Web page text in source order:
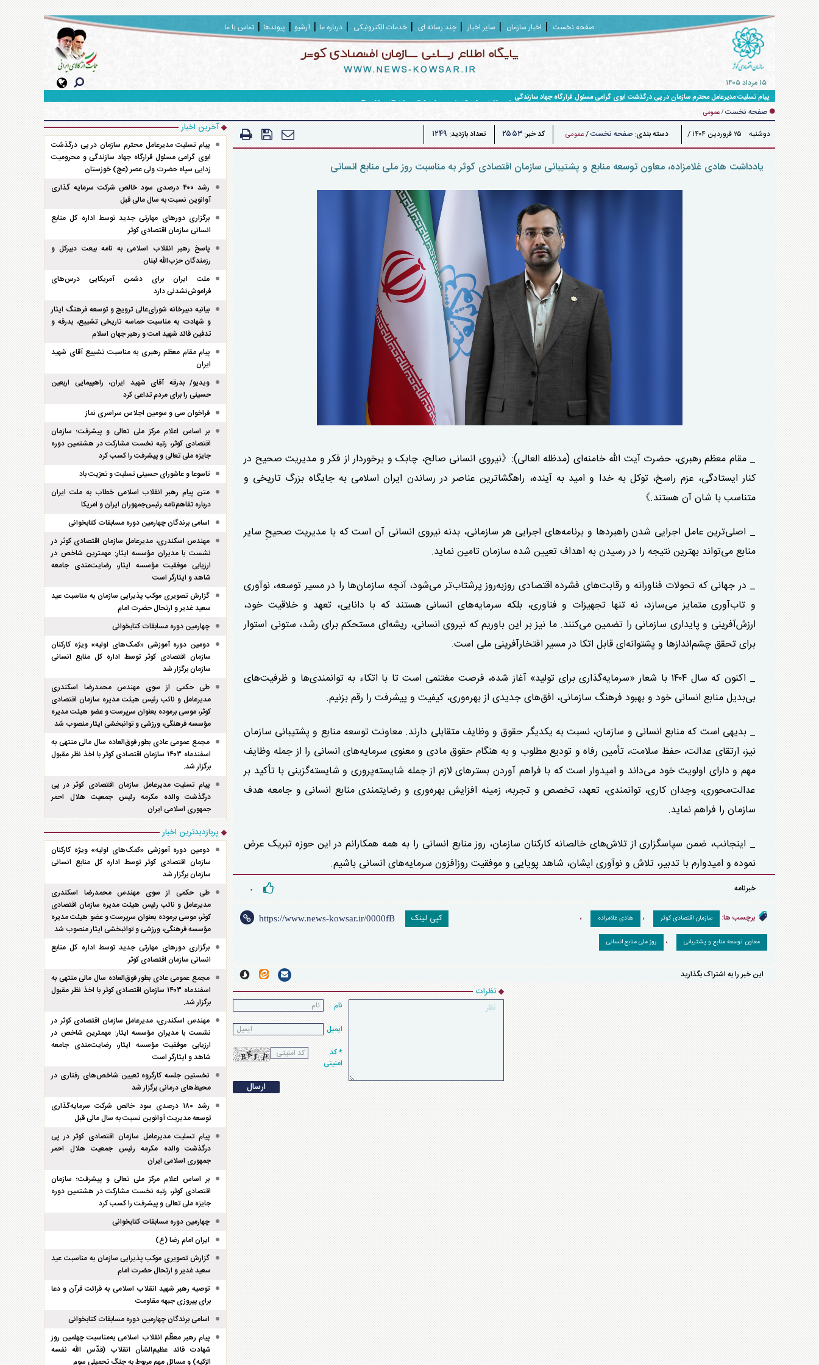
صفحه نخست اخبار سازمان سایر اخبار چند رسانه ای خدمات الکترونیکی درباره ما آرشیو پیوندها تماس با ما
۱۵ مرداد ۱۴۰۵
پیام تسلیت مدیرعامل محترم سازمان در پی درگذشت ابوی گرامی مسئول قرارگاه جهاد سازندگی و محرومیت زدایی سپاه حضرت ولی عصر (عج) خوزستان
صفحه نخست / عمومی
دوشنبه ۲۵ فروردين ۱۴۰۴ /
دسته بندی: صفحه نخست/عمومی کد خبر: ۲۵۵۳ تعداد بازدید: ۱۲۴۹
یادداشت هادی غلامزاده، معاون توسعه منابع و پشتیبانی سازمان اقتصادی کوثر به مناسبت روز ملی منابع انسانی
_ مقام معظم رهبری، حضرت آیت الله خامنه‌ای (مدظله العالی):《نیروی انسانی صالح، چابک و برخوردار از فکر و مدیریت صحیح در
کنار ایستادگی، عزم راسخ، توکل به خدا و امید به آینده، راهگشاترین عناصر در رساندن ایران اسلامی به جایگاه بزرگ تاریخی و
متناسب با شان آن هستند.》
_ اصلی‌ترین عامل اجرایی شدن راهبرد‌ها و برنامه‌های اجرایی هر سازمانی، بدنه نیروی انسانی آن است که با مدیریت صحیحِ سایر
منابع می‌تواند بهترین نتیجه را در رسیدن به اهداف تعیین شده سازمان تامین نماید.
_ در جهانی که تحولات فناورانه و رقابت‌های فشرده اقتصادی روزبه‌روز پرشتاب‌تر می‌شود، آنچه سازمان‌ها را در مسیر توسعه، نوآوری
و تاب‌آوری متمایز می‌سازد، نه تنها تجهیزات و فناوری، بلکه سرمایه‌های انسانی هستند که با دانایی، تعهد و خلاقیت خود،
ارزش‌آفرینی و پایداری سازمانی را تضمین می‌کنند. ما نیز بر این باوریم که نیروی انسانی، ریشه‌ای مستحکم برای رشد، ستونی استوار
برای تحقق چشم‌انداز‌ها و پشتوانه‌ای قابل اتکا در مسیر افتخارآفرینی ملی است.
_ اکنون که سال ۱۴۰۴ با شعار «سرمایه‌گذاری برای تولید» آغاز شده، فرصت مغتنمی است تا با اتکاء به توانمندی‌ها و ظرفیت‌های
بی‌بدیل منابع انسانی خود و بهبود فرهنگ سازمانی، افق‌های جدیدی از بهره‌وری، کیفیت و پیشرفت را رقم بزنیم.
_ بدیهی است که منابع انسانی و سازمان، نسبت به یکدیگر حقوق و وظایف متقابلی دارند. معاونت توسعه منابع و پشتیبانی سازمان
نیز، ارتقای عدالت، حفظ سلامت، تأمین رفاه و تودیع مطلوب و به هنگام حقوق مادی و معنوی سرمایه‌های انسانی را از جمله وظایف
مهم و دارای اولویت خود می‌داند و امیدوار است که با فراهم آوردن بستر‌های لازم از جمله شایسته‌پروری و شایسته‌گزینی با تأکید بر
عدالت‌محوری، وجدان کاری، توانمندی، تعهد، تخصص و تجربه، زمینه افزایش بهره‌وری و رضایتمندی منابع انسانی و جامعه هدف
سازمان را فراهم نماید.
_ اینجانب، ضمن سپاسگزاری از تلاش‌های خالصانه کارکنان سازمان، روز منابع انسانی را به همه همکارانم در این حوزه تبریک عرض
نموده و امیدوارم با تدبیر، تلاش و نوآوری ایشان، شاهد پویایی و موفقیت روزافزون سرمایه‌های انسانی باشیم.
خبرنامه ۰
برچسب ها: سازمان اقتصادی کوثر ، هادی غلامزاده ،
معاون توسعه منابع و پشتیبانی ، روز ملی منابع انسانی
کپی لینک
این خبر را به اشتراک بگذارید
نظرات
نام
ایمیل
* کد
امنیتی
آخرین اخبار
پیام تسلیت مدیرعامل محترم سازمان در پی درگذشت
ابوی گرامی مسئول قرارگاه جهاد سازندگی و محرومیت
زدایی سپاه حضرت ولی عصر (عج) خوزستان
رشد ۴۰۰ درصدی سود خالص شرکت سرمایه گذاری
آوانوین نسبت به سال مالی قبل
برگزاری دور‌های مهارتی جدید توسط اداره کل منابع
انسانی سازمان اقتصادی کوثر
پاسخ رهبر انقلاب اسلامی به نامه بیعت دبیرکل و
رزمندگان حزب‌الله لبنان
ملت ایران برای دشمن آمریکایی درس‌های
فراموش‌نشدنی دارد
بیانیه دبیرخانه شورای‌عالی ترویج و توسعه فرهنگ ایثار
و شهادت به مناسبت حماسه تاریخی تشییع، بدرقه و
تدفین قائد شهید امت و رهبر جهان اسلام
پیام مقام معظم رهبری به مناسبت تشییع آقای شهید
ایران
ویدیو/ بدرقه آقای شهید ایران، راهپیمایی اربعین
حسینی را برای مردم تداعی کرد
فراخوان سی و سومین اجلاس سراسری نماز
بر اساس اعلام مرکز ملی تعالی و پیشرفت؛ سازمان
اقتصادی کوثر، رتبه نخست مشارکت در هشتمین دوره
جایزه ملی تعالی و پیشرفت را کسب کرد
تاسوعا و عاشورای حسینی تسلیت و تعزیت باد
متن پیام رهبر انقلاب اسلامی خطاب به ملت ایران
درباره تفاهم‌نامه رئیس‌جمهوران ایران و امریکا
اسامی برندگان چهارمین دوره مسابقات کتابخوانی
مهندس اسکندری، مدیرعامل سازمان اقتصادی کوثر در
نشست با مدیران مؤسسه ایثار: مهمترین شاخص در
ارزیابی موفقیت مؤسسه ایثار، رضایت‌مندی جامعه
شاهد و ایثارگر است
گزارش تصویری موکب پذیرایی سازمان به مناسبت عید
سعید غدیر و ارتحال حضرت امام
چهارمین دوره مسابقات کتابخوانی
دومین دوره آموزشی «کمک‌های اولیه» ویژه کارکنان
سازمان اقتصادی کوثر توسط اداره کل منابع انسانی
سازمان برگزار شد
طی حکمی از سوی مهندس محمدرضا اسکندری
مدیرعامل و نائب رئیس هیئت مدیره سازمان اقتصادی
کوثر، موسی برموده بعنوان سرپرست و عضو هیئت مدیره
مؤسسه فرهنگی، ورزشی و توانبخشی ایثار منصوب شد
مجمع عمومی عادی بطور فوق‌العاده سال مالی منتهی به
اسفند‌ماه ۱۴۰۳ سازمان اقتصادی کوثر با اخذ نظر مقبول
برگزار شد.
پیام تسلیت مدیرعامل سازمان اقتصادی کوثر در پی
درگذشت والده مکرمه رئیس جمعیت هلال احمر
جمهوری اسلامی ایران
پربازدیدترین اخبار
دومین دوره آموزشی «کمک‌های اولیه» ویژه کارکنان
سازمان اقتصادی کوثر توسط اداره کل منابع انسانی
سازمان برگزار شد
طی حکمی از سوی مهندس محمدرضا اسکندری
مدیرعامل و نائب رئیس هیئت مدیره سازمان اقتصادی
کوثر، موسی برموده بعنوان سرپرست و عضو هیئت مدیره
مؤسسه فرهنگی، ورزشی و توانبخشی ایثار منصوب شد
برگزاری دور‌های مهارتی جدید توسط اداره کل منابع
انسانی سازمان اقتصادی کوثر
مجمع عمومی عادی بطور فوق‌العاده سال مالی منتهی به
اسفند‌ماه ۱۴۰۳ سازمان اقتصادی کوثر با اخذ نظر مقبول
برگزار شد.
مهندس اسکندری، مدیرعامل سازمان اقتصادی کوثر در
نشست با مدیران مؤسسه ایثار: مهمترین شاخص در
ارزیابی موفقیت مؤسسه ایثار، رضایت‌مندی جامعه
شاهد و ایثارگر است
نخستین جلسه کارگروه تعیین شاخص‌های رفتاری در
محیط‌های درمانی برگزار شد
رشد ۱۸۰ درصدی سود خالص شرکت سرمایه‌گذاری
توسعه مدیریت آوانوین نسبت به سال مالی قبل
پیام تسلیت مدیرعامل سازمان اقتصادی کوثر در پی
درگذشت والده مکرمه رئیس جمعیت هلال احمر
جمهوری اسلامی ایران
بر اساس اعلام مرکز ملی تعالی و پیشرفت؛ سازمان
اقتصادی کوثر، رتبه نخست مشارکت در هشتمین دوره
جایزه ملی تعالی و پیشرفت را کسب کرد
چهارمین دوره مسابقات کتابخوانی
ایران امام رضا (ع)
گزارش تصویری موکب پذیرایی سازمان به مناسبت عید
سعید غدیر و ارتحال حضرت امام
توصیه رهبر شهید انقلاب اسلامی به قرائت قرآن و دعا
برای پیروزی جبهه مقاومت
اسامی برندگان چهارمین دوره مسابقات کتابخوانی
پیام رهبر معظّم انقلاب اسلامی به‌مناسبت چهلمین روز
شهادت قائد عظیم‌الشأن انقلاب (قدّس الله نفسه
الزکیه) و مسائل مهم مربوط به جنگ تحمیلی سوم